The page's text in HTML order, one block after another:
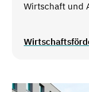
Wirtschaft und